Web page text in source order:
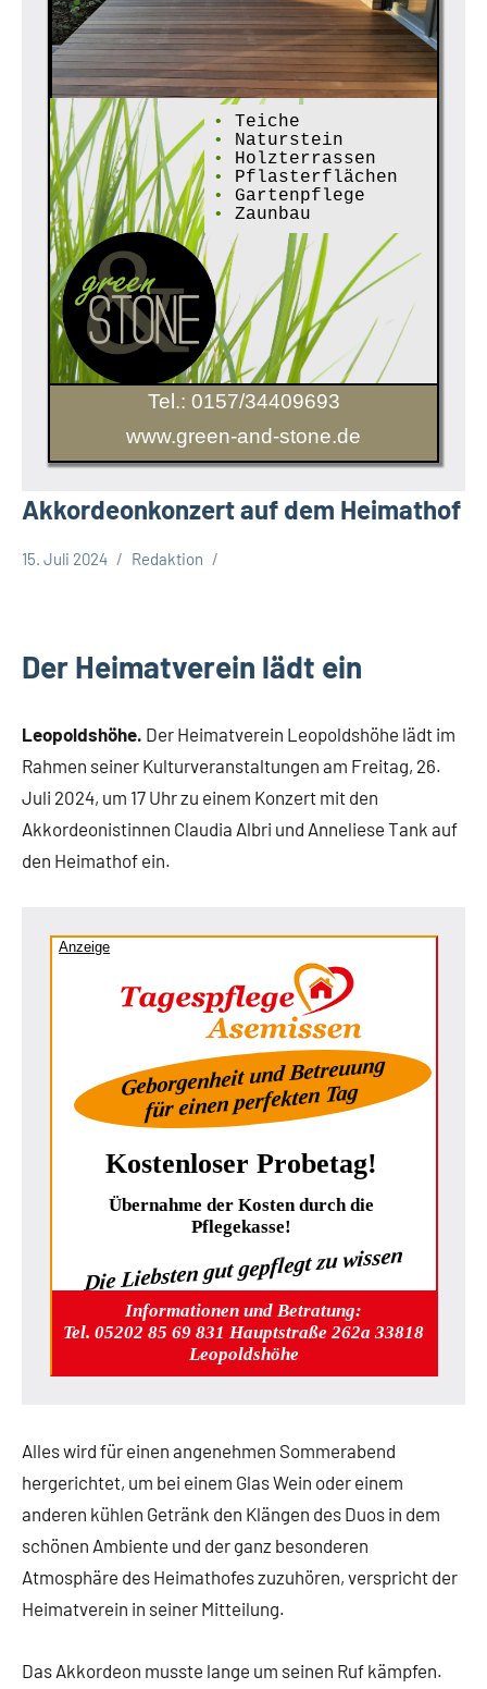
•
Teiche
•
Naturstein
•
Holzterrassen
•
Pflasterflächen
•
Gartenpflege
•
Zaunbau
Tel.: 0157/34409693
www.green-and-stone.de
Akkordeonkonzert auf dem Heimathof
15. Juli 2024 Redaktion
Der Heimatverein lädt ein
Leopoldshöhe. Der Heimatverein Leopoldshöhe lädt im
Rahmen seiner Kulturveranstaltungen am Freitag, 26.
Juli 2024, um 17 Uhr zu einem Konzert mit den
Akkordeonistinnen Claudia Albri und Anneliese Tank auf
den Heimathof ein.
Anzeige
Geborgenheit und Betreuung
für einen perfekten Tag
Kostenloser Probetag!
Übernahme der Kosten durch die
Pflegekasse!
Die Liebsten gut gepflegt zu wissen
Informationen und Betratung:
Tel. 05202 85 69 831 Hauptstraße 262a 33818
Leopoldshöhe
Alles wird für einen angenehmen Sommerabend
hergerichtet, um bei einem Glas Wein oder einem
anderen kühlen Getränk den Klängen des Duos in dem
schönen Ambiente und der ganz besonderen
Atmosphäre des Heimathofes zuzuhören, verspricht der
Heimatverein in seiner Mitteilung.
Das Akkordeon musste lange um seinen Ruf kämpfen.